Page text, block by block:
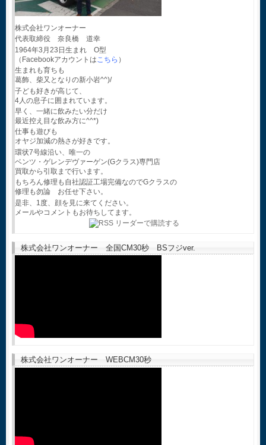
株式会社ワンオーナー
代表取締役 奈良橋 道幸
1964年3月23日生まれ O型
（Facebookアカウントはこちら ）
生まれも育ちも
葛飾、柴又となりの新小岩^^)/
子ども好きが高じて、
4人の息子に囲まれています。
早く、一緒に飲みたい分だけ
最近控え目な飲み方に^^*)
仕事も遊びも
オヤジ加減の熱さが好きです。
環状7号線沿い、唯一の
ベンツ・ゲレンデヴァーゲン(Gクラス)専門店
買取から引取まで行います。
もちろん修理も自社認証工場完備なのでGクラスの
修理も勿論 お任せ下さい。
是非、1度、顔を見に来てください。
メールやコメントもお待ちしてます。
株式会社ワンオーナー 全国CM30秒 BSフジver.
株式会社ワンオーナー WEBCM30秒